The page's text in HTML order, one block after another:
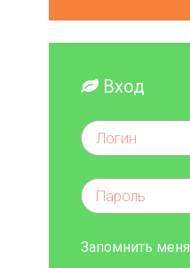
Вход
Запомнить меня